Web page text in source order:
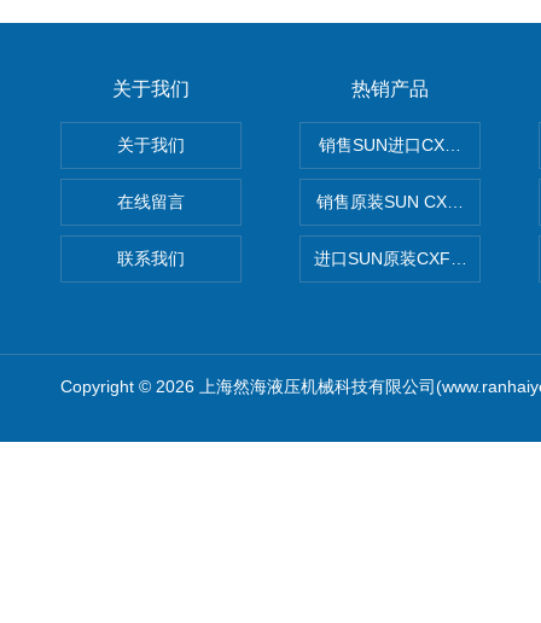
关于我们
关于我们
在线留言
联系我们
热销产品
销售SUN进口CXGDXCN插
销售原装SUN CXJAXCN全
进口SUN原装CXFAXCN导压
Copyright © 2026 上海然海液压机械科技有限公司